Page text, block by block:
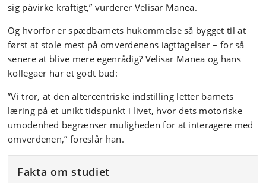
sig påvirke kraftigt,” vurderer Velisar Manea.
Og hvorfor er spædbarnets hukommelse så bygget til at
først at stole mest på omverdenens iagttagelser – for så
senere at blive mere egenrådig? Velisar Manea og hans
kollegaer har et godt bud:
”Vi tror, at den altercentriske indstilling letter barnets
læring på et unikt tidspunkt i livet, hvor dets motoriske
umodenhed begrænser muligheden for at interagere med
omverdenen,” foreslår han.
Fakta om studiet